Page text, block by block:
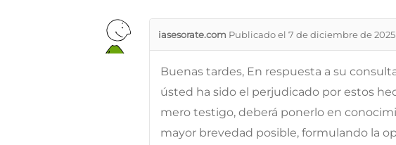
iasesorate.com Publicado el 7 de diciembre de 2025
Buenas tardes, En respuesta a su
ústed ha sido el perjudicado por estos
mero testigo, deberá ponerlo en
mayor brevedad posible, formulando la